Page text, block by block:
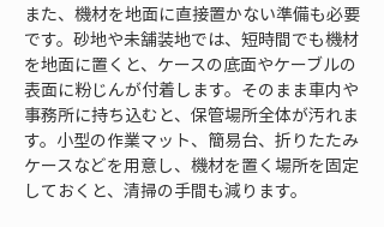
また、機材を地面に直接置かない準備も必要
です。砂地や未舗装地では、短時間でも機材
を地面に置くと、ケースの底面やケーブルの
表面に粉じんが付着します。そのまま車内や
事務所に持ち込むと、保管場所全体が汚れま
す。小型の作業マット、簡易台、折りたたみ
ケースなどを用意し、機材を置く場所を固定
しておくと、清掃の手間も減ります。